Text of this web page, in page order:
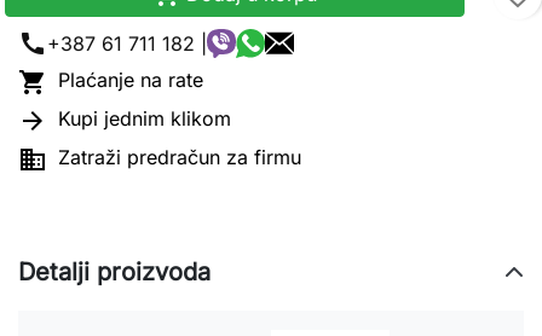
call +387 61 711 182 |
 Plaćanje na rate
 Kupi jednim klikom
 Zatraži predračun za firmu
Detalji proizvoda